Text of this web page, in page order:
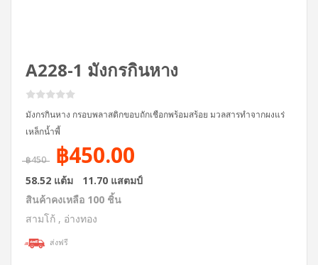
A228-1 มังกรกินหาง
มังกรกินหาง กรอบพลาสติกขอบถักเชือกพร้อมสร้อย มวลสารทำจากผงแร่
เหล็กน้ำพี้
฿450 ฿450.00
58.52 แต้ม
11.70 แสตมป์
สินค้าคงเหลือ 100 ชิ้น
สามโก้ , อ่างทอง
ส่งฟรี